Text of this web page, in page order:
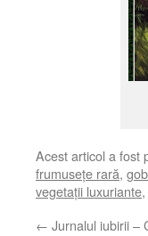
Acest articol a fost
frumusețe rară,
vegetații luxuriante,
← Jurnalul iubirii –